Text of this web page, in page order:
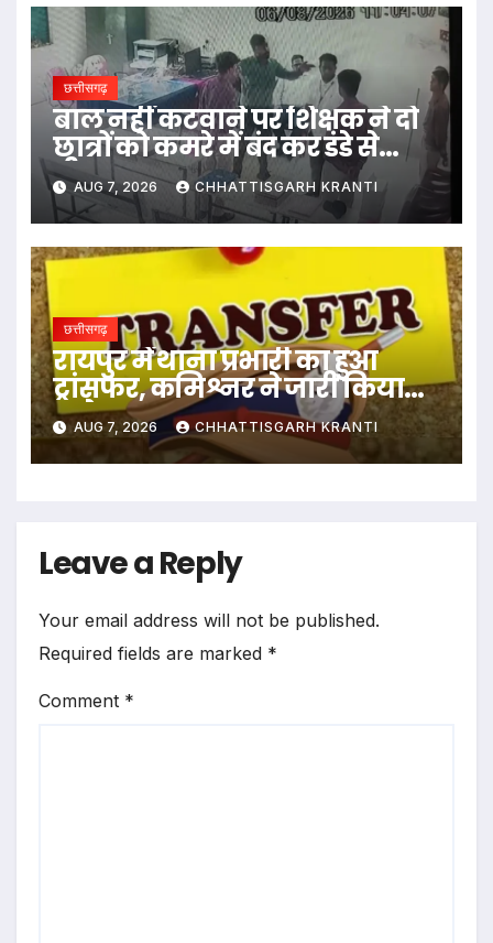
छत्तीसगढ़
बाल नहीं कटवाने पर शिक्षक ने दो
छात्रों को कमरे में बंद कर डंडे से
पीटा…
AUG 7, 2026 CHHATTISGARH KRANTI
छत्तीसगढ़
रायपुर में थाना प्रभारी का हुआ
ट्रांसफर, कमिश्नर ने जारी किया
आदेश
AUG 7, 2026 CHHATTISGARH KRANTI
Leave a Reply
Your email address will not be published.
Required fields are marked *
Comment *